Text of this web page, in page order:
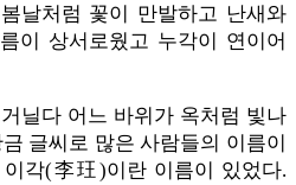
날처럼 꽃이 만발하고 난새와
이 상서로웠고 누각이 연이어
닐다 어느 바위가 옥처럼 빛나
글씨로 많은 사람들의 이름이
각(李玨)이란 이름이 있었다.